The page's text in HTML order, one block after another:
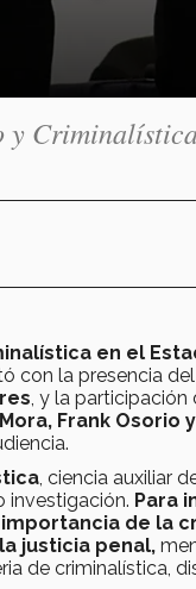
y
en el
con la presencia del
, y la
Frank Osorio
, ciencia auxiliar
investigación. Para
de la
justicia penal,
de criminalística,